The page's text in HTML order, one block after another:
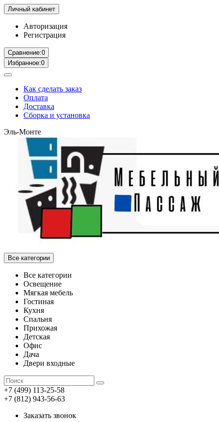
Личный кабинет
Авторизация
Регистрация
Сравнение:0
Избранное:0
Как сделать заказ
Оплата
Доставка
Сборка и установка
Эль-Монте
Все категории
Все категории
Освещение
Мягкая мебель
Гостиная
Кухня
Спальня
Прихожая
Детская
Офис
Дача
Двери входные
+7 (499) 113-25-58
+7 (812) 943-56-63
Заказать звонок